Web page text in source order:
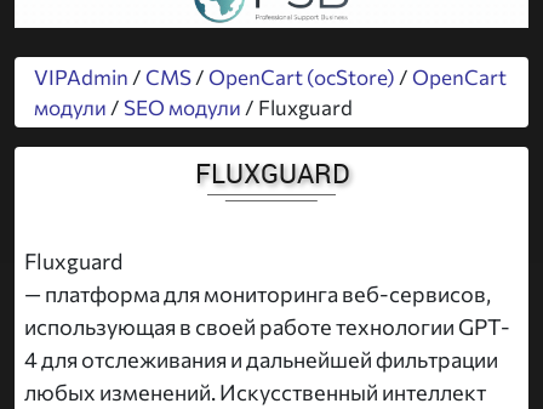
VIPAdmin / CMS/OpenCart (ocStore) /OpenCart
модули / SEO модули / Fluxguard
FLUXGUARD
Fluxguard
— платформа для мониторинга веб-сервисов,
использующая в своей работе технологии GPT-
4 для отслеживания и дальнейшей фильтрации
любых изменений. Искусственный интеллект